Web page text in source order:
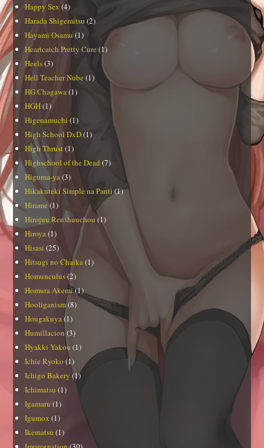
Happy Sex (4)
Harada Shigemitsu (2)
Hayami Osamu (1)
Heartcatch Pretty Cure(1)
Heels(3)
Hell Teacher Nube (1)
HG Chagawa (1)
HGH(1)
Higenamuchi (1)
High School DxD(1)
High Thrust (1)
Highschool of the Dead (7)
Higuma-ya (3)
Hikakuteki Simple na Panti (1)
Hirame (1)
Hirojuu Renshuuchou (1)
Hiroya (1)
Hisasi (25)
Hitsugi no Chaika (1)
Homunculus(2)
Homura Akemi(1)
Hooliganism(8)
Hougakuya (1)
Humillacion (3)
Hyakki Yakou (1)
Ichie Ryoko (1)
Ichigo Bakery (1)
Ichimatsu (1)
Igamaru (1)
Igumox (1)
Ikematsu (1)